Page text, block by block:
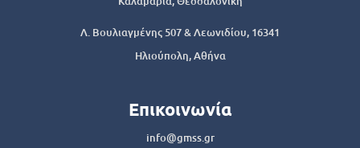
Λ. Βουλιαγμένης 507 & Λεωνιδίου, 16341
Ηλιούπολη, Αθήνα
Επικοινωνία
info@gmss.gr